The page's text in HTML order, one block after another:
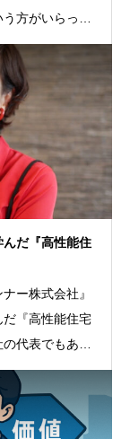
方がいらっし
んだ『高性能住
ー株式会社』
『高性能住宅
代表でもあ